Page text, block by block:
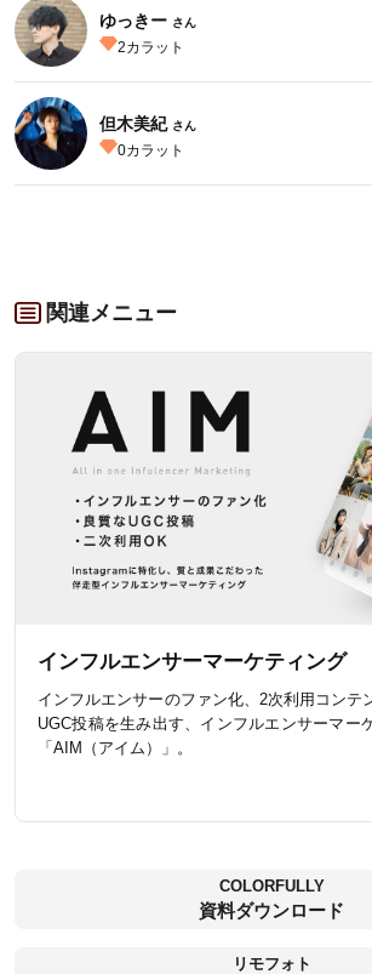
ゆっきー さん
2カラット
但木美紀 さん
0カラット
関連メニュー
インフルエンサーマーケティング
インフルエンサーのファン化、2次利用コンテ
UGC投稿を生み出す、インフルエンサーマー
「AIM（アイム）」。
COLORFULLY
資料ダウンロード
リモフォト